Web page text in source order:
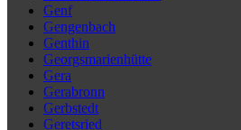
Genf
Gengenbach
Genthin
Georgsmarienhütte
Gera
Gerabronn
Gerbstedt
Geretsried